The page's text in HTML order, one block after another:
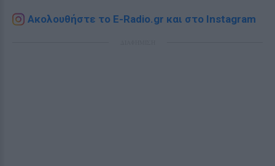
Ακολουθήστε το E-Radio.gr και στο Instagram